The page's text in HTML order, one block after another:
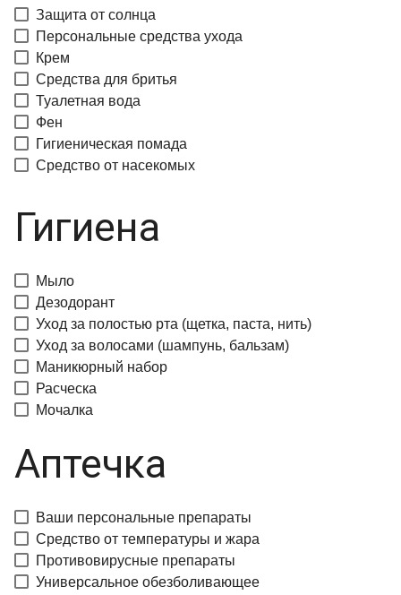
Защита от солнца
Персональные средства ухода
Крем
Средства для бритья
Туалетная вода
Фен
Гигиеническая помада
Средство от насекомых
Гигиена
Мыло
Дезодорант
Уход за полостью рта (щетка, паста, нить)
Уход за волосами (шампунь, бальзам)
Маникюрный набор
Расческа
Мочалка
Аптечка
Ваши персональные препараты
Средство от температуры и жара
Противовирусные препараты
Универсальное обезболивающее